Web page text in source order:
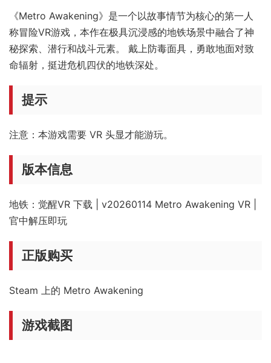
《Metro Awakening》是一个以故事情节为核心的第一人
称冒险VR游戏，本作在极具沉浸感的地铁场景中融合了神
秘探索、潜行和战斗元素。 戴上防毒面具，勇敢地面对致
命辐射，挺进危机四伏的地铁深处。
提示
注意：本游戏需要 VR 头显才能游玩。
版本信息
地铁：觉醒VR 下载 | v20260114 Metro Awakening VR |
官中解压即玩
正版购买
Steam 上的 Metro Awakening
游戏截图